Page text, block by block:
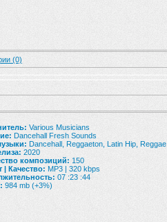
(0)
Various Musicians
Dancehall Fresh Sounds
Dancehall, Reggaeton, Latin Hip, Reggae
2020
композиций: 150
| Качество: MP3 | 320 kbps
07 :23 :44
984 mb (+3%)